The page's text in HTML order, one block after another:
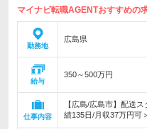
マイナビ転職AGENTおすすめの
勤務地
広島県
給与
350～500万円
仕事内容
【広島/広島市】配送
績135日/月収37万円可＞